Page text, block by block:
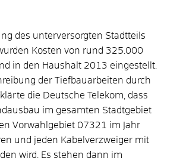
des unterversorgten Stadtteils
Kosten von rund 325.000
in den Haushalt 2013 eingestellt.
der Tiefbauarbeiten durch
die Deutsche Telekom, dass
im gesamten Stadtgebiet
Vorwahlgebiet 07321 im Jahr
und jeden Kabelverzweiger mit
wird. Es stehen dann im